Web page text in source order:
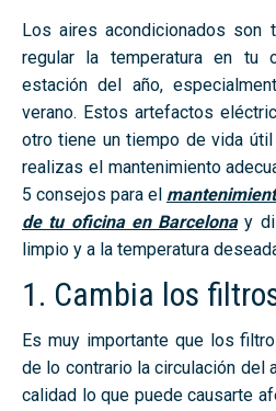
Los aires acondicionados son
regular la temperatura en tu
estación del año,
verano. Estos artefactos
otro tiene un tiempo de vida
realizas el mantenimiento
5 consejos para el
de tu oficina en Barcelonay
limpio y a la temperatura
1. Cambia los
Es muy importante que los
de lo contrario la circulación del
calidad lo que puede causarte